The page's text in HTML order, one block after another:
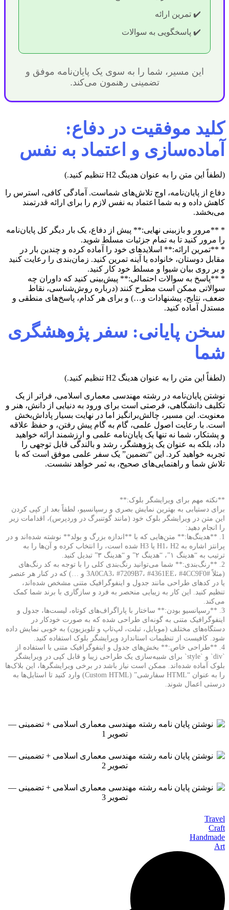
✔️ تمرین ارائه
✔️ پاسخگویی به سوالات
این مسیر، شما را به سوی یک پایان‌نامه موفق و
تضمینی رهنمون می‌کند.
کلید موفقیت در دفاع:
آماده‌سازی و اعتماد به نفس
(لطفاً این متن را به عنوان هدینگ H2 تنظیم کنید.)
دفاع از پایان‌نامه، اوج تلاش‌های شماست. آمادگی کافی، استرس را
کاهش داده و به شما اعتماد به نفس لازم را برای ارائه قدرتمند
می‌بخشد.
* **مرور و بازبینی نهایی:** پیش از دفاع، یک بار دیگر کل پایان‌نامه
را مرور کنید تا به تمام جزئیات مسلط شوید.
* **تمرین ارائه:** اسلایدهای خود را آماده کرده و چندین بار در
مقابل دوستان، خانواده یا آینه تمرین کنید. زمان‌بندی را رعایت کنید
و بر روی بیان شیوا و مسلط خود کار کنید.
* **پاسخ به سوالات احتمالی:** پیش‌بینی کنید که داوران چه
سوالاتی ممکن است مطرح کنند (درباره روش‌شناسی، نقاط
ضعف، نتایج، پیشنهادات و…) و برای هر کدام، پاسخ‌های منطقی و
مستدل آماده کنید.
سخن پایانی: سفر پژوهشگری
شما
(لطفاً این متن را به عنوان هدینگ H2 تنظیم کنید.)
نوشتن پایان‌نامه در رشته مهندسی معماری اسلامی، فراتر از یک
تکلیف دانشگاهی، فرصتی است برای ورود به دنیایی از دانش، هنر و
معنویت. این مسیر، چالش‌برانگیز اما در نهایت بسیار پاداش‌بخش
است. با رعایت اصول علمی، گام به گام پیش رفتن، و حفظ علاقه
و پشتکار، شما نه تنها یک پایان‌نامه علمی و ارزشمند ارائه خواهید
داد، بلکه به عنوان یک پژوهشگر، رشد و بالندگی قابل توجهی را
تجربه خواهید کرد. این “تضمین” یک سفر علمی موفق است که با
تلاش شما و راهنمایی‌های صحیح، به ثمر خواهد نشست.
**نکته مهم برای ویرایشگر بلوک:**
برای دستیابی به بهترین نمایش بصری و رسپانسیو، لطفاً بعد از کپی کردن
این متن در ویرایشگر بلوک خود (مانند گوتنبرگ در وردپرس)، اقدامات زیر
را انجام دهید:
1. **هدینگ‌ها:** متن‌هایی که با **اندازه بزرگ و بولد** نوشته شده‌اند و در
پرانتز اشاره به H1، H2 یا H3 شده است، را انتخاب کرده و آن‌ها را به
ترتیب به “هدینگ ۱”، “هدینگ ۲” و “هدینگ ۳” تبدیل کنید.
2. **رنگ‌بندی:** شما می‌توانید رنگ‌بندی کلی را با توجه به کد رنگ‌های
(مثلاً #3A0CA3، #7209B7، #4361EE، #4CC9F0 و …) که در کنار هر عنصر
یا در کدهای طراحی مانند جدول و اینفوگرافیک متنی مشخص شده‌اند،
تنظیم کنید. این کار به زیبایی منحصر به فرد و سازگاری با برند شما کمک
می‌کند.
3. **رسپانسیو بودن:** ساختار با پاراگراف‌های کوتاه، لیست‌ها، جدول و
اینفوگرافیک متنی به گونه‌ای طراحی شده که به صورت خودکار در
دستگاه‌های مختلف (موبایل، تبلت، لپ‌تاپ و تلویزیون) به خوبی نمایش داده
شود. کافیست از تنظیمات استاندارد ویرایشگر بلوک استفاده کنید.
4. **طراحی خاص:** بخش‌های جدول و اینفوگرافیک متنی با استفاده از
`div` و `style` برای شبیه‌سازی یک طراحی زیبا و قابل کپی در ویرایشگر
بلوک آماده شده‌اند. ممکن است نیاز باشد در برخی ویرایشگرها، این بلاک‌ها
را به عنوان “HTML سفارشی” (Custom HTML) وارد کنید تا استایل‌ها به
درستی اعمال شوند.
Travel
Craft
Handmade
Art